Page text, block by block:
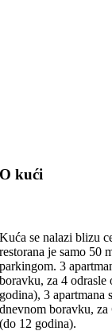
O kući
Kuća se nalazi blizu
restorana je samo 50
parkingom. 3
boravku, za 4 odrasle
godina), 3 apartmana
dnevnom boravku,
(do 12 godina).